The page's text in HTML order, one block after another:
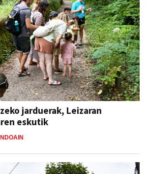
jarduerak, Leizaran
eskutik